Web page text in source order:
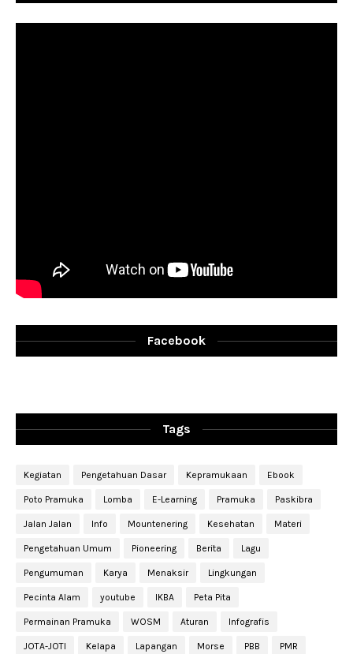
Facebook
Tags
Kegiatan Pengetahuan Dasar Kepramukaan Ebook
Poto Pramuka Lomba E-Learning Pramuka Paskibra
Jalan Jalan Info Mountenering Kesehatan Materi
Pengetahuan Umum Pioneering Berita Lagu
Pengumuman Karya Menaksir Lingkungan
Pecinta Alam youtube IKBA Peta Pita
Permainan Pramuka WOSM Aturan Infografis
JOTA-JOTI Kelapa Lapangan Morse PBB PMR